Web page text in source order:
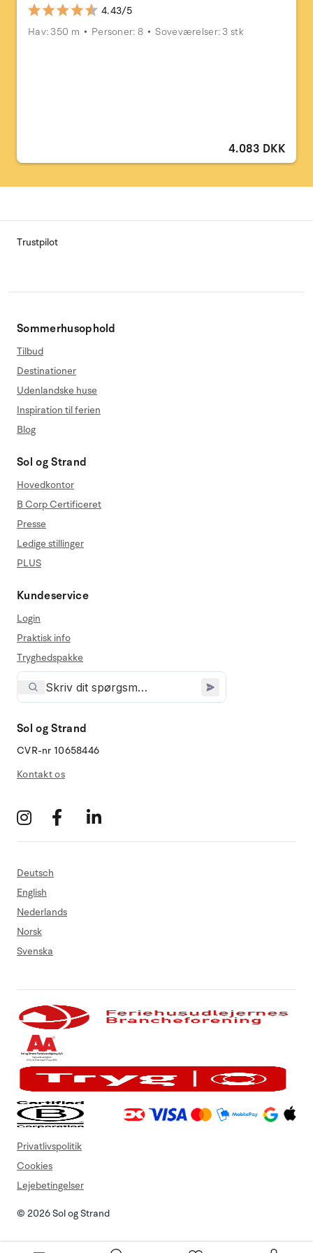
4.43/5
Hav: 350 m
Personer: 8 Soveværelser: 3 stk
4.083 DKK
Trustpilot
Sommerhusophold
Tilbud
Destinationer
Udenlandske huse
Inspiration til ferien
Blog
Sol og Strand
Hovedkontor
B Corp Certificeret
Presse
Ledige stillinger
PLUS
Kundeservice
Login
Praktisk info
Tryghedspakke
Sol og Strand
CVR-nr 10658446
Kontakt os
Deutsch
English
Nederlands
Norsk
Svenska
© 2026 Sol og Strand
Privatlivspolitik
Cookies
Lejebetingelser